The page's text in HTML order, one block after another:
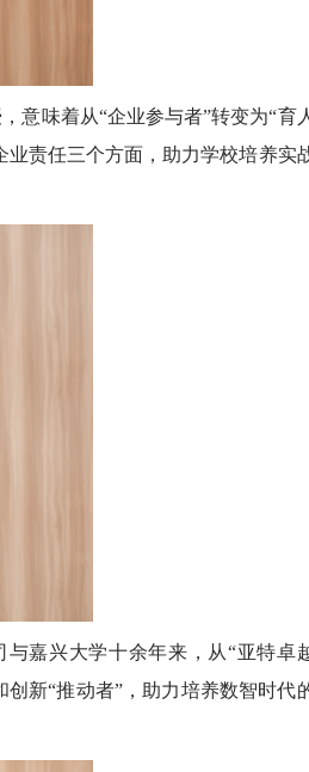
意味着从“企业参与者”转变为“育
责任三个方面，助力学校培养实
嘉兴大学十余年来，从“亚特卓
新“推动者”，助力培养数智时代